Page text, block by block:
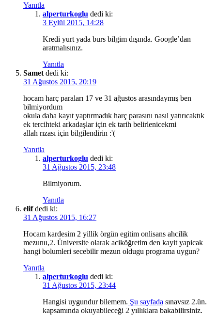
Yanıtla
alperturkoglu dedi ki:
3 Eylül 2015, 14:28
Kredi yurt yada burs bilgim dışında. Google’dan
aratmalısınız.
Yanıtla
Samet dedi ki:
31 Ağustos 2015, 20:19
hocam harç paraları 17 ve 31 ağustos arasındaymış ben
bilmiyordum
okula daha kayıt yaptırmadık harç parasını nasıl yatırıcaktık
ek tercihteki arkadaşlar için ek tarih belirlenicekmi
allah rızası için bilgilendirin :'(
Yanıtla
alperturkoglu dedi ki:
31 Ağustos 2015, 23:48
Bilmiyorum.
Yanıtla
elif dedi ki:
31 Ağustos 2015, 16:27
Hocam kardesim 2 yillik örgün egitim onlisans ahcilik
mezunu,2. Üniversite olarak aciköğretim den kayit yapicak
hangi bolumleri secebilir mezun oldugu programa uygun?
Yanıtla
alperturkoglu dedi ki:
31 Ağustos 2015, 23:44
Hangisi uygundur bilemem. Şu sayfada sınavsız 2.ün.
kapsamında okuyabileceği 2 yıllıklara bakabilirsiniz.